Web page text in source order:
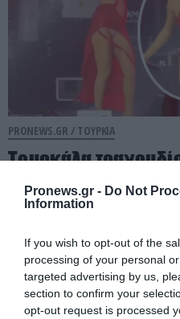
Pronews.gr - Do Not
Information
If you wish to opt-out of the
processing of your personal
targeted advertising by us,
section to confirm your
opt-out request is processed
PRONEWS.GR / ΤΟΥΡΚΙΑ
Τουρκάλα
σκηνή με
ξεχνώντας να
01.08.2026 | 23:20